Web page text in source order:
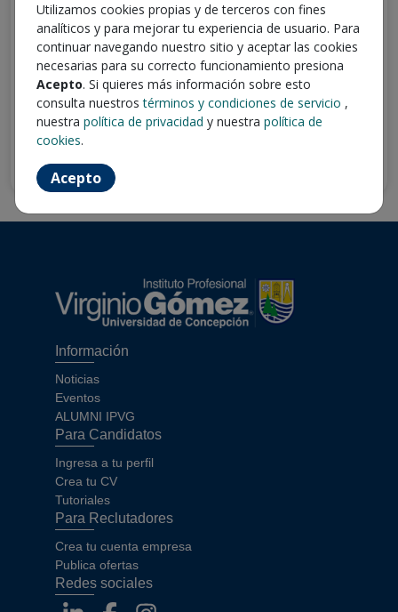
Al presionar " Crear mi cuenta" declaras que has leído y
aceptado losTérminos y condiciones de servicio -
Trabajando.comyla política de privacidad.
Crear mi cuenta
Ingresa con tu usuario y contraseña
Utilizamos cookies propias y de terceros con fines
analíticos y para mejorar tu experiencia de usuario. Para
continuar navegando nuestro sitio y aceptar las cookies
necesarias para su correcto funcionamiento presiona
Acepto. Si quieres más información sobre esto
consulta nuestrostérminos y condiciones de servicio ,
nuestra política de privacidad y nuestra política de
cookies.
Acepto
Información
Noticias
Eventos
ALUMNI IPVG
Para Candidatos
Ingresa a tu perfil
Crea tu CV
Tutoriales
Para Reclutadores
Crea tu cuenta empresa
Publica ofertas
Redes sociales